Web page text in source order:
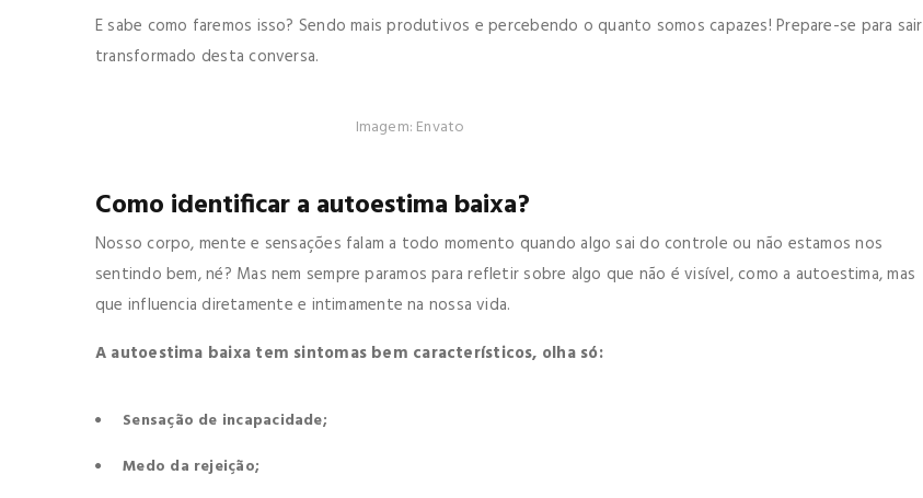
E sabe como faremos isso? Sendo mais produtivos e percebendo o quanto somos capazes! Prepare-se para sair
transformado desta conversa.
Imagem: Envato
Como identificar a autoestima baixa?
Nosso corpo, mente e sensações falam a todo momento quando algo sai do controle ou não estamos nos
sentindo bem, né? Mas nem sempre paramos para refletir sobre algo que não é visível, como a autoestima, mas
que influencia diretamente e intimamente na nossa vida.
A autoestima baixa tem sintomas bem característicos, olha só:
Sensação de incapacidade;
Medo da rejeição;